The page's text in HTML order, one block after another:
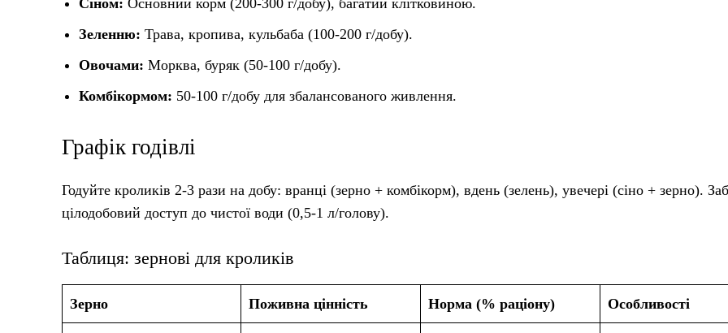
Сіном: Основний корм (200-300 г/добу), багатий клітковиною.
Зеленню: Трава, кропива, кульбаба (100-200 г/добу).
Овочами: Морква, буряк (50-100 г/добу).
Комбікормом: 50-100 г/добу для збалансованого живлення.
Графік годівлі
Годуйте кроликів 2-3 рази на добу: вранці (зерно + комбікорм), вдень (зелень), увечері (сіно + зерно).
цілодобовий доступ до чистої води (0,5-1 л/голову).
Таблиця: зернові для кроликів
Зерно Поживна цінність Норма (% раціону) Особливості